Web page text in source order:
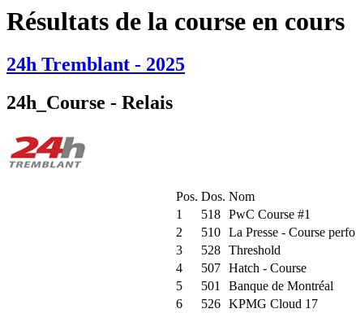
Résultats de la course en cours
24h Tremblant - 2025
24h_Course - Relais
Pos. Dos. Nom
1
518 PwC Course #1
2
510 La Presse - Course perfo
3
528 Threshold
4
507 Hatch - Course
5
501 Banque de Montréal
6
526 KPMG Cloud 17